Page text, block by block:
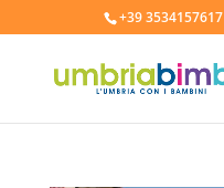
+39 3534157617